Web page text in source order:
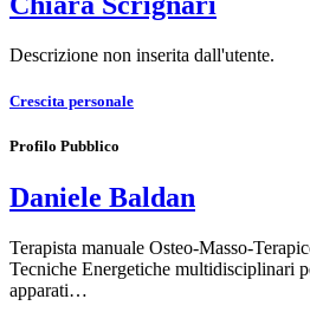
Descrizione non inserita dall'utente.
Crescita personale
Profilo Pubblico
Daniele Baldan
Terapista manuale Osteo-Masso-
Tecniche Energetiche multidisciplinari
apparati…